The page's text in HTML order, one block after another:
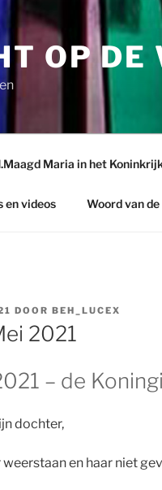
OP DE
Maria in het
en videos Woord van de
DOOR BEH_LUCEX
2021
– de
dochter,
en haar niet